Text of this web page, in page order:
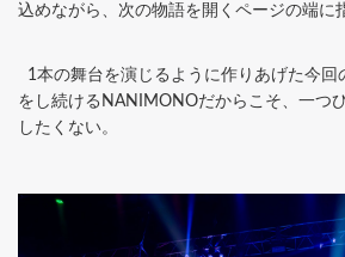
込めながら、次の物語を開くページの端に
1本の舞台を演じるように作りあげた今回
をし続けるNANIMONOだからこそ、一つ
したくない。